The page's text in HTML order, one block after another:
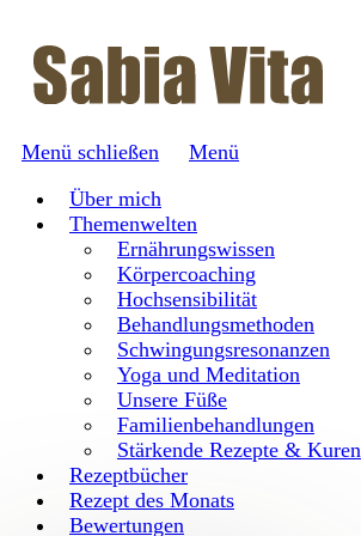
Menü schließen
Menü
Über mich
Themenwelten
Ernährungswissen
Körpercoaching
Hochsensibilität
Behandlungsmethoden
Schwingungsresonanzen
Yoga und Meditation
Unsere Füße
Familienbehandlungen
Stärkende Rezepte & Kuren
Rezeptbücher
Rezept des Monats
Bewertungen